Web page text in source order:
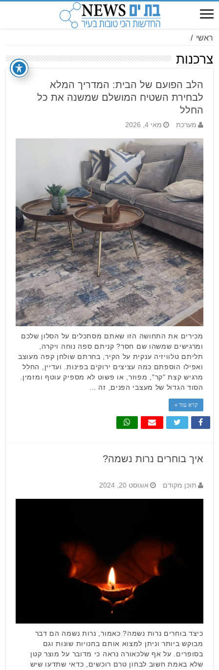
ראשי /
צרכנות
הלב הפועם של הבית: המדריך המלא
לבחירת השטיח המושלם שמשנה את כל
החלל
מערכת מאי 4, 2026
מכירים את התחושה הזו שאתם מסתכלים על הסלון שלכם
ומרגישים שמשהו שם חסר? קניתם ספה נוחה ויקרה,
תליתם טלוויזיה ענקית על הקיר, בחרתם שולחן קפה מעוצב
ואפילו הוספתם כמה עציצים ירוקים בפינות. ועדיין, החלל
מרגיש קצת "קר", מפוזר, או פשוט לא מספיק עוטף ומזמין.
הסוד הגדול של מעצבי הפנים, זה …
קרא עוד »
איך בוחרים נרות נשמה?
תוכן מקודם אוגוסט 20, 2024
כיצד בוחרים נרות נשמה? כאמור, נרות נשמה הם דבר
מבוקש ביותר וניתן למצוא אותם בחנויות שונות וגם
בסופרים. על אף שלכאורה נראה כי מדובר על מוצר קטן
שלא באמת חשוב לבחון טרם רוכשים, כדאי שתדעו שיש